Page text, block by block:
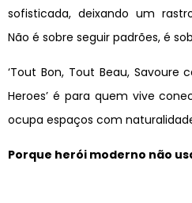
sofisticada, deixando um
Não é sobre seguir padrões, é
‘Tout Bon, Tout Beau, Savoure
Heroes’ é para quem vive
ocupa espaços com
Porque herói moderno não